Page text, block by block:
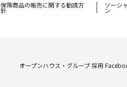
保険商品の販売に関する勧誘⽅
針
ソーシ
ン
オープンハウス・グループ 採⽤